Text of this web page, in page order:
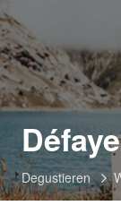
Degustieren